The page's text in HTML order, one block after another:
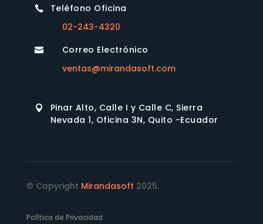

Teléfono Oficina
02-243-4320

Correo Electrónico
ventas@mirandasoft.com

Pinar Alto, Calle I y Calle C, Sierra
Nevada 1, Oficina 3N, Quito -Ecuador
© Copyright Mirandasoft 2025.
Política de Privacidad